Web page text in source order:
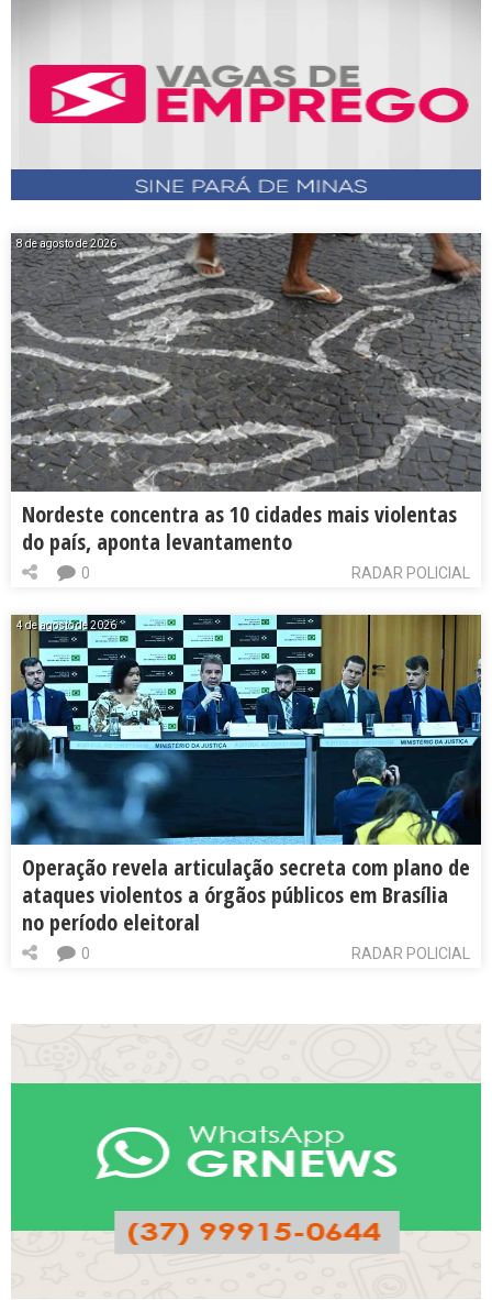
8 de agosto de 2026
Nordeste concentra as 10 cidades mais violentas
do país, aponta levantamento
RADAR POLICIAL
0
4 de agosto de 2026
Operação revela articulação secreta com plano de
ataques violentos a órgãos públicos em Brasília
no período eleitoral
RADAR POLICIAL
0